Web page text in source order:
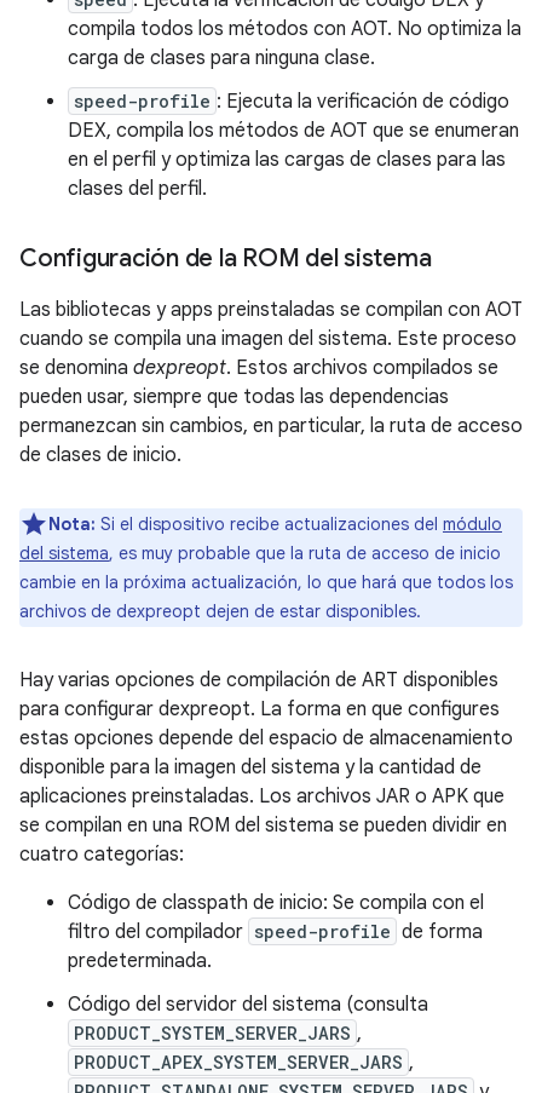
compila todos los métodos con AOT. No optimiza la
carga de clases para ninguna clase.
speed-profile : Ejecuta la verificación de código
DEX, compila los métodos de AOT que se enumeran
en el perfil y optimiza las cargas de clases para las
clases del perfil.
Configuración de la ROM del sistema
Las bibliotecas y apps preinstaladas se compilan con AOT
cuando se compila una imagen del sistema. Este proceso
se denomina dexpreopt. Estos archivos compilados se
pueden usar, siempre que todas las dependencias
permanezcan sin cambios, en particular, la ruta de acceso
de clases de inicio.
Nota: Si el dispositivo recibe actualizaciones del módulo
del sistema, es muy probable que la ruta de acceso de inicio
cambie en la próxima actualización, lo que hará que todos los
archivos de dexpreopt dejen de estar disponibles.
Hay varias opciones de compilación de ART disponibles
para configurar dexpreopt. La forma en que configures
estas opciones depende del espacio de almacenamiento
disponible para la imagen del sistema y la cantidad de
aplicaciones preinstaladas. Los archivos JAR o APK que
se compilan en una ROM del sistema se pueden dividir en
cuatro categorías:
Código de classpath de inicio: Se compila con el
filtro del compilador speed-profile de forma
predeterminada.
Código del servidor del sistema (consulta
PRODUCT_SYSTEM_SERVER_JARS ,
PRODUCT_APEX_SYSTEM_SERVER_JARS ,